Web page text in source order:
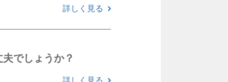
詳しく見る
でしょうか？
詳しく見る